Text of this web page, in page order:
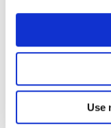
If you allow, we
Collect
location which
Identify
specific
Find out more
and set your
Use
Джузеппе
",
ставшему
искусством
в свою очередь